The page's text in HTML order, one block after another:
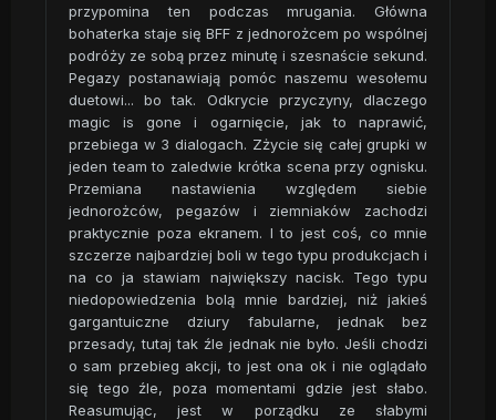
przypomina ten podczas mrugania. Główna
bohaterka staje się BFF z jednorożcem po wspólnej
podróży ze sobą przez minutę i szesnaście sekund.
Pegazy postanawiają pomóc naszemu wesołemu
duetowi... bo tak. Odkrycie przyczyny, dlaczego
magic is gone i ogarnięcie, jak to naprawić,
przebiega w 3 dialogach. Zżycie się całej grupki w
jeden team to zaledwie krótka scena przy ognisku.
Przemiana nastawienia względem siebie
jednorożców, pegazów i ziemniaków zachodzi
praktycznie poza ekranem. I to jest coś, co mnie
szczerze najbardziej boli w tego typu produkcjach i
na co ja stawiam największy nacisk. Tego typu
niedopowiedzenia bolą mnie bardziej, niż jakieś
gargantuiczne dziury fabularne, jednak bez
przesady, tutaj tak źle jednak nie było. Jeśli chodzi
o sam przebieg akcji, to jest ona ok i nie oglądało
się tego źle, poza momentami gdzie jest słabo.
Reasumując, jest w porządku ze słabymi